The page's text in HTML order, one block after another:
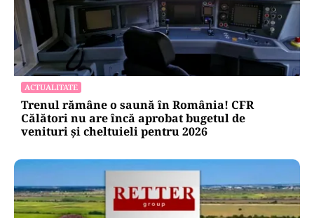
ACTUALITATE
Trenul rămâne o saună în România! CFR
Călători nu are încă aprobat bugetul de
venituri și cheltuieli pentru 2026